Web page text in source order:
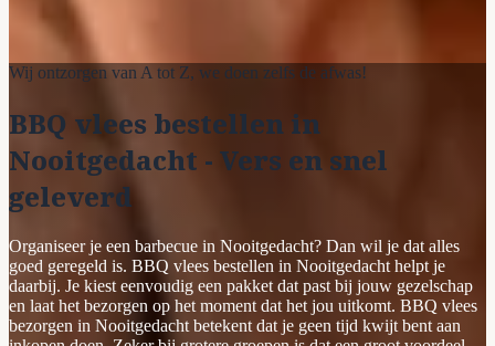
Wij ontzorgen van A tot Z, we doen zelfs de afwas!
BBQ vlees bestellen in
Nooitgedacht - Vers en snel
geleverd
Organiseer je een barbecue in Nooitgedacht? Dan wil je dat alles
goed geregeld is. BBQ vlees bestellen in Nooitgedacht helpt je
daarbij. Je kiest eenvoudig een pakket dat past bij jouw gezelschap
en laat het bezorgen op het moment dat het jou uitkomt. BBQ vlees
bezorgen in Nooitgedacht betekent dat je geen tijd kwijt bent aan